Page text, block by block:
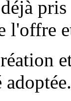
l'offre
adoptée.